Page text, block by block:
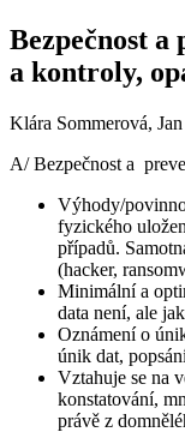
Bezpečnost
a kontroly,
Klára Sommerová,
A/ Bezpečnost a
Výhody/
fyzického
případů.
(hacker,
Minimální a
data není, ale
Oznámení o
únik dat,
Vztahuje se na
konstatování,
právě z